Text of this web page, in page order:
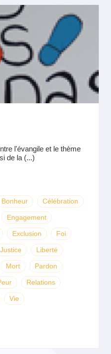
l'évangile et le thème
de la (...)
Bonheur Célébration
Engagement
Exclusion Foi
Justice Liberté
Mort Pardon
Relations
Vie